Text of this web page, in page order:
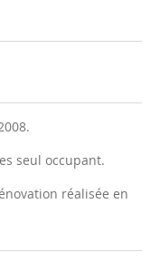
seul occupant.
réalisée en